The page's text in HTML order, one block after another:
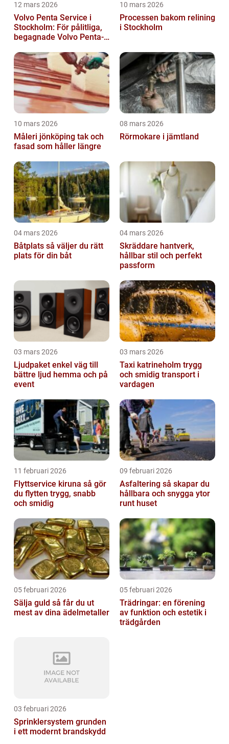
12 mars 2026
Volvo Penta Service i
Stockholm: För pålitliga,
begagnade Volvo Penta-
10 mars 2026
Processen bakom relining
i Stockholm
10 mars 2026
Måleri jönköping tak och
fasad som håller längre
08 mars 2026
Rörmokare i jämtland
04 mars 2026
Båtplats så väljer du rätt
plats för din båt
04 mars 2026
Skräddare hantverk,
hållbar stil och perfekt
passform
03 mars 2026
Ljudpaket enkel väg till
bättre ljud hemma och på
event
03 mars 2026
Taxi katrineholm trygg
och smidig transport i
vardagen
11 februari 2026
Flyttservice kiruna så gör
du flytten trygg, snabb
och smidig
09 februari 2026
Asfaltering så skapar du
hållbara och snygga ytor
runt huset
05 februari 2026
Sälja guld så får du ut
mest av dina ädelmetaller
05 februari 2026
Trädringar: en förening
av funktion och estetik i
trädgården
03 februari 2026
Sprinklersystem grunden
i ett modernt brandskydd